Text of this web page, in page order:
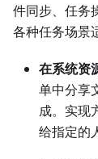
件同步、任务
各种任务场景
在系统资
单中分享
成。实现
给指定的